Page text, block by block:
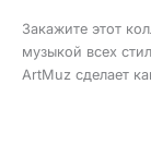
Закажите этот
музыкой всех
ArtMuz сделает